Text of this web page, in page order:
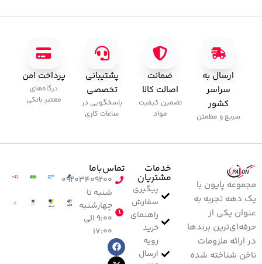
ارسال به
سراسر
کشور
سریع و مطمئن
ضمانت
اصالت کالا
تضمین کیفیت
مواد
پشتیبانی
تخصصی
پاسخگویی در
ساعات کاری
پرداخت امن
درگاه‌های
معتبر بانکی
مجموعه پایون با
یک دهه تجربه به
عنوان یکی از
حرفه‌ای‌ترین برندها
در ارائه ملزومات
ناخن شناخته شده
خدمات
مشتریان
پیگیری
سفارش
راهنمای
خرید
رویه
ارسال
تماس‌با‌ما
۰۹۲۰۳۴۰۹۲۰۰
شنبه تا
چهارشنبه
۹:۰۰ الی
۱۷:۰۰